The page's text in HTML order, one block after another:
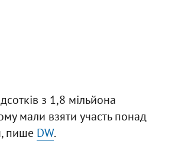
з 1,8 мільйона
мали взяти участь понад
пише DW.